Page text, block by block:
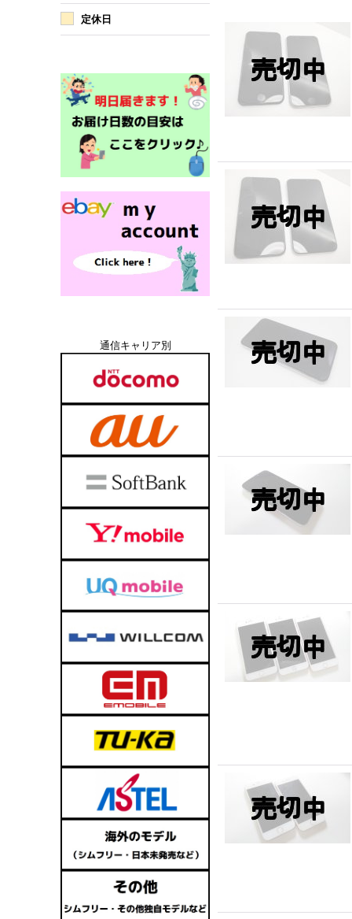
定休日
通信キャリア別